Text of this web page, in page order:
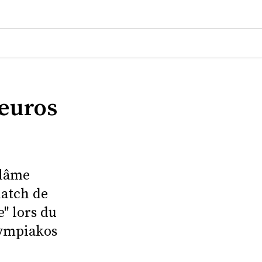
de
lors du